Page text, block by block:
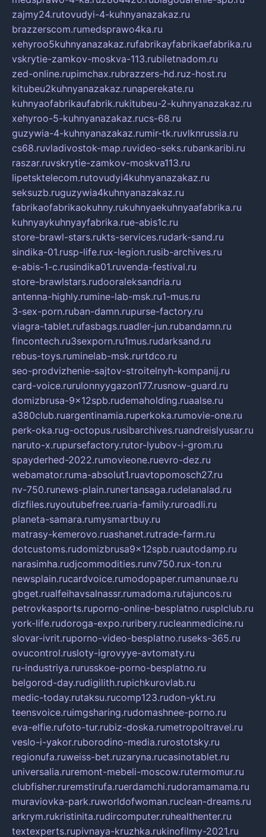
zajmy24.rutovudyi-4-kuhnyanazakaz.ru
brazzerscom.rumedsprawo4ka.ru
xehyroo5kuhnyanazakaz.rufabrikayfabrikaefabrika.ru
vskrytie-zamkov-moskva-113.rubiletnadom.ru
zed-online.rupimchax.rubrazzers-hd.ruz-host.ru
kitubeu2kuhnyanazakaz.runaperekate.ru
kuhnyaofabrikaufabrik.rukitubeu-2-kuhnyanazakaz.ru
xehyroo-5-kuhnyanazakaz.rucs-68.ru
guzywia-4-kuhnyanazakaz.rumir-tk.ruvlknrussia.ru
cs68.ruvladivostok-map.ruvideo-seks.rubankaribi.ru
raszar.ruvskrytie-zamkov-moskva113.ru
lipetsktelecom.rutovudyi4kuhnyanazakaz.ru
seksuzb.ruguzywia4kuhnyanazakaz.ru
fabrikaofabrikaokuhny.rukuhnyaekuhnyaafabrika.ru
kuhnyaykuhnyayfabrika.rue-abis1c.ru
store-brawl-stars.rukts-services.rudark-sand.ru
sindika-01.rusp-life.rux-legion.rusib-archives.ru
e-abis-1-c.rusindika01.ruvenda-festival.ru
store-brawlstars.rudooraleksandria.ru
antenna-highly.rumine-lab-msk.ru1-mus.ru
3-sex-porn.ruban-damn.rupurse-factory.ru
viagra-tablet.rufasbags.ruadler-jun.rubandamn.ru
fincontech.ru3sexporn.ru1mus.rudarksand.ru
rebus-toys.ruminelab-msk.rurtdco.ru
seo-prodvizhenie-sajtov-stroitelnyh-kompanij.ru
card-voice.rurulonnyygazon177.rusnow-guard.ru
domizbrusa-9x12spb.rudemaholding.ruaalse.ru
a380club.ruargentinamia.ruperkoka.rumovie-one.ru
perk-oka.rug-octopus.rusibarchives.ruandreislyusar.ru
naruto-x.rupursefactory.rutor-lyubov-i-grom.ru
spayderhed-2022.rumovieone.ruevro-dez.ru
webamator.ruma-absolut1.ruavtopomosch27.ru
nv-750.runews-plain.runertansaga.rudelanalad.ru
dizfiles.ruyoutubefree.ruaria-family.ruroadli.ru
planeta-samara.rumysmartbuy.ru
matrasy-kemerovo.ruashanet.rutrade-farm.ru
dotcustoms.rudomizbrusa9x12spb.ruautodamp.ru
narasimha.rudjcommodities.runv750.rux-ton.ru
newsplain.rucardvoice.rumodopaper.rumanunae.ru
gbget.rualfeihavsalnassr.rumadoma.rutajuncos.ru
petrovkasports.ruporno-online-besplatno.rusplclub.ru
york-life.rudoroga-expo.ruribery.rucleanmedicine.ru
slovar-ivrit.ruporno-video-besplatno.ruseks-365.ru
ovucontrol.rusloty-igrovyye-avtomaty.ru
ru-industriya.rurusskoe-porno-besplatno.ru
belgorod-day.rudigilith.rupichkurovlab.ru
medic-today.rutaksu.rucomp123.rudon-ykt.ru
teensvoice.ruimgsharing.rudomashnee-porno.ru
eva-elfie.rufoto-tur.rubiz-doska.rumetropoltravel.ru
veslo-i-yakor.ruborodino-media.rurostotsky.ru
regionufa.ruweiss-bet.ruzaryna.rucasinotablet.ru
universalia.ruremont-mebeli-moscow.rutermomur.ru
clubfisher.ruremstirufa.ruerdamchi.rudoramamama.ru
muraviovka-park.ruworldofwoman.ruclean-dreams.ru
arkrym.rukristinita.rudircomputer.ruhealthenter.ru
textexperts.rupivnaya-kruzhka.rukinofilmy-2021.ru